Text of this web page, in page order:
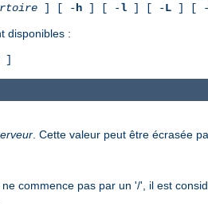
] [ -h ] [ -l ] [ -L ] [ -
disponibles :
]
. Cette valeur peut être écrasée
ne commence pas par un '/', il est